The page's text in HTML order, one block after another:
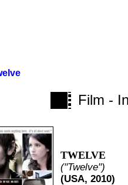
Film -
TWELVE
("Twelve")
(USA, 2010)